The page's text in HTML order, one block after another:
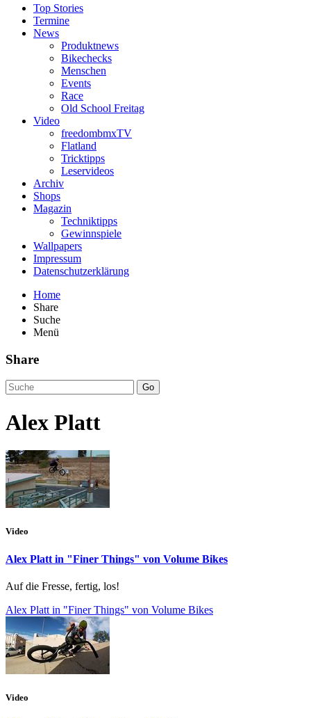
Top Stories
Termine
News
Produktnews
Bikechecks
Menschen
Events
Race
Old School Freitag
Video
freedombmxTV
Flatland
Tricktipps
Leservideos
Archiv
Shops
Magazin
Techniktipps
Gewinnspiele
Wallpapers
Impressum
Datenschutzerklärung
Home
Share
Suche
Menü
Share
Go
Alex Platt
Video
Alex Platt in "Finer Things" von Volume Bikes
Auf die Fresse, fertig, los!
Alex Platt in "Finer Things" von Volume Bikes
Video